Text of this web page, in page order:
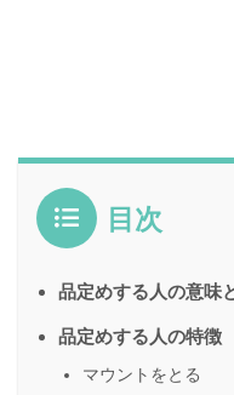
目次
品定めする人の意味
品定めする人の特徴
マウントをとる